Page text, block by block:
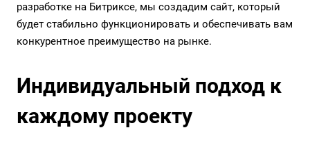
разработке на Битриксе, мы создадим сайт, который
будет стабильно функционировать и обеспечивать вам
конкурентное преимущество на рынке.
Индивидуальный подход к
каждому проекту